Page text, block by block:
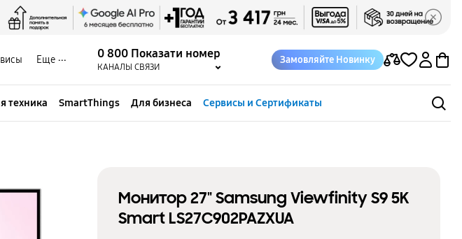
Еще 0 800 Показати номер
КАНАЛЫ СВЯЗИ
Замовляйте Новинку
техника SmartThings Для бизнеса Сервисы и Сертификаты
Монитор 27" Samsung Viewfinity S9 5K
Smart LS27C902PAZXUA